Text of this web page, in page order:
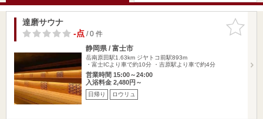
お気に入
りに追加
達磨サウナ
-点/ 0 件
静岡県 / 富士市
岳南原田駅1.63km ジヤトコ前駅893m
・富士ICより車で約10分 ・吉原駅より車で約4分
営業時間 15:00～24:00
入浴料金 2,480円～
日帰り ロウリュ